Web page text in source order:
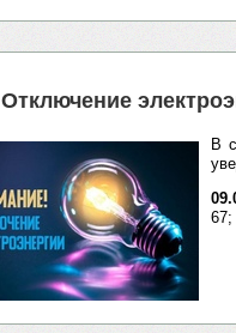
Отключение
В
67;